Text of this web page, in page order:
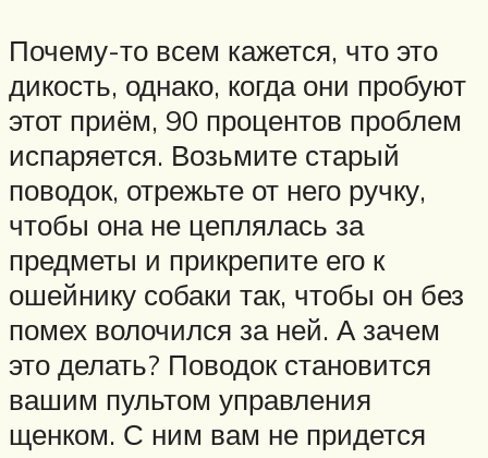
Почему-то всем кажется, что это
дикость, однако, когда они пробуют
этот приём, 90 процентов проблем
испаряется. Возьмите старый
поводок, отрежьте от него ручку,
чтобы она не цеплялась за
предметы и прикрепите его к
ошейнику собаки так, чтобы он без
помех волочился за ней. А зачем
это делать? Поводок становится
вашим пультом управления
щенком. С ним вам не придется